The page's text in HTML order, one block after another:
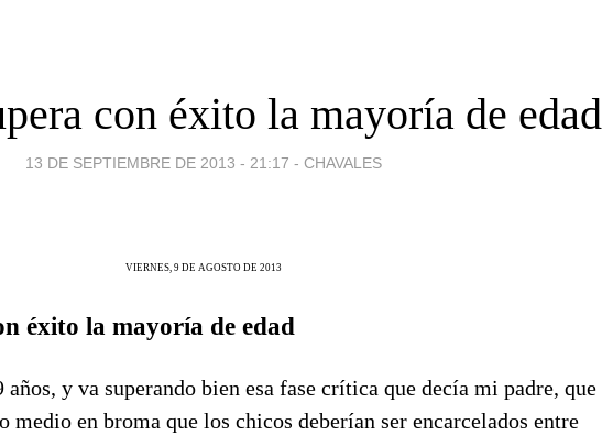
con éxito la mayoría de edad
13 DE SEPTIEMBRE DE 2013 - 21:17 - CHAVALES
VIERNES, 9 DE AGOSTO DE 2013
éxito la mayoría de edad
y va superando bien esa fase crítica que decía mi padre, que
medio en broma que los chicos deberían ser encarcelados entre